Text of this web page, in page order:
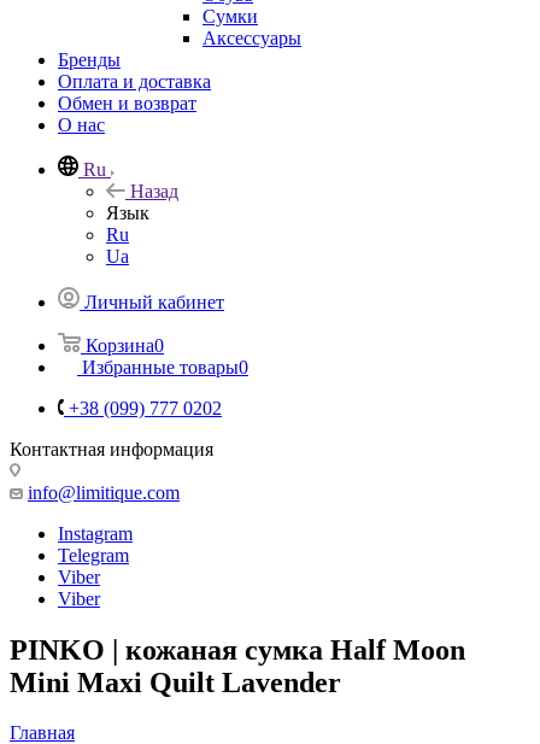
Сумки
Аксессуары
Бренды
Оплата и доставка
Обмен и возврат
О нас
Ru
Назад
Язык
Ru
Ua
Личный кабинет
Корзина0
Избранные товары0
+38 (099) 777 0202
Контактная информация
info@limitique.com
Instagram
Telegram
Viber
Viber
PINKO | кожаная сумка Half Moon
Mini Maxi Quilt Lavender
Главная